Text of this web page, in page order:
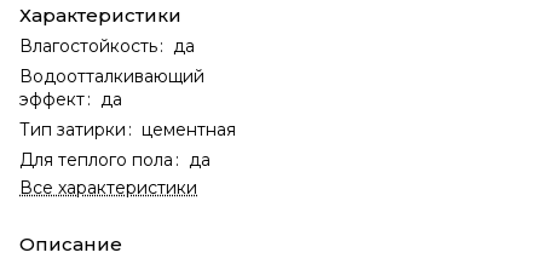
Характеристики
Влагостойкость:
да
Водоотталкивающий
эффект:
да
Тип затирки : цементная
Для теплого пола :
да
Все характеристики
Описание